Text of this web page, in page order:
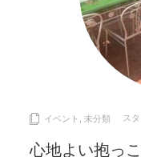
イベント 未分類 ス
心地よい抱っ